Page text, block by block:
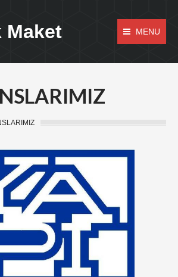
Maket MENU